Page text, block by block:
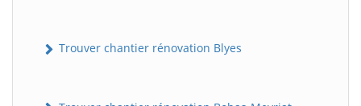
Trouver chantier rénovation Blyes